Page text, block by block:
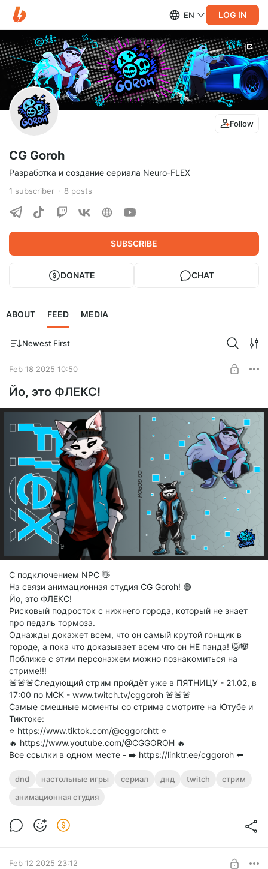
EN LOG IN
Follow
CG Goroh
Разработка и создание сериала Neuro-FLEX
1 subscriber 8 posts
SUBSCRIBE
DONATE CHAT
ABOUT FEED MEDIA
Newest First
Feb 18 2025 10:50
Йо, это ФЛЕКС!
С подключением NPC 👋
На связи анимационная студия CG Goroh! 🟢
Йо, это ФЛЕКС!
Рисковый подросток с нижнего города, который не знает
про педаль тормоза.
Однажды докажет всем, что он самый крутой гонщик в
городе, а пока что доказывает всем что он НЕ панда! 🐱🐼
Поближе с этим персонажем можно познакомиться на
стриме!!!
🚨🚨🚨Следующий стрим пройдёт уже в ПЯТНИЦУ - 21.02, в
17:00 по МСК - www.twitch.tv/cggoroh 🚨🚨🚨
Самые смешные моменты со стрима смотрите на Ютубе и
Тиктоке:
⭐️ https://www.tiktok.com/@cggorohtt ⭐️
🔥 https://www.youtube.com/@CGGOROH 🔥
Все ссылки в одном месте - ➡️ https://linktr.ee/cggoroh ⬅️
dnd настольные игры сериал днд twitch
стрим
анимационная студия
Feb 12 2025 23:12